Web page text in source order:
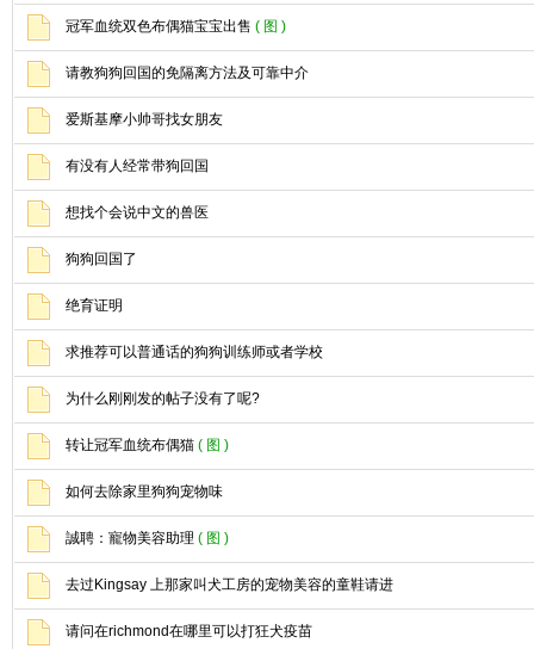
冠军血统双色布偶猫宝宝出售 ( 图 )
请教狗狗回国的免隔离方法及可靠中介
爱斯基摩小帅哥找女朋友
有没有人经常带狗回国
想找个会说中文的兽医
狗狗回国了
绝育证明
求推荐可以普通话的狗狗训练师或者学校
为什么刚刚发的帖子没有了呢?
转让冠军血统布偶猫 ( 图 )
如何去除家里狗狗宠物味
誠聘：寵物美容助理 ( 图 )
去过Kingsay 上那家叫犬工房的宠物美容的童鞋请进
请问在richmond在哪里可以打狂犬疫苗